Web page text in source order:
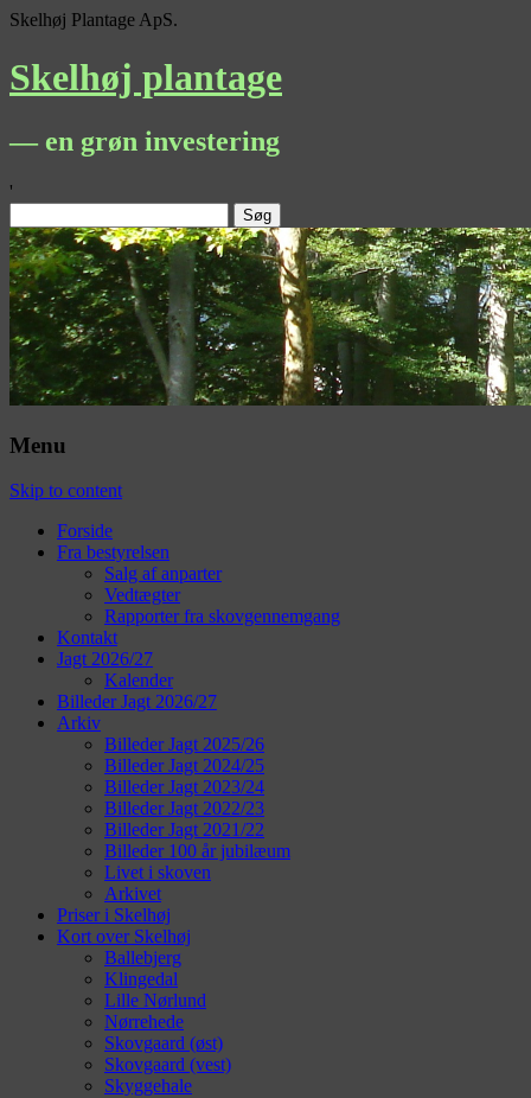
Skelhøj Plantage ApS.
Skelhøj plantage
— en grøn investering
'
efter:
Menu
Skip to content
Forside
Fra bestyrelsen
Salg af anparter
Vedtægter
Rapporter fra skovgennemgang
Kontakt
Jagt 2026/27
Kalender
Billeder Jagt 2026/27
Arkiv
Billeder Jagt 2025/26
Billeder Jagt 2024/25
Billeder Jagt 2023/24
Billeder Jagt 2022/23
Billeder Jagt 2021/22
Billeder 100 år jubilæum
Livet i skoven
Arkivet
Priser i Skelhøj
Kort over Skelhøj
Ballebjerg
Klingedal
Lille Nørlund
Nørrehede
Skovgaard (øst)
Skovgaard (vest)
Skyggehale